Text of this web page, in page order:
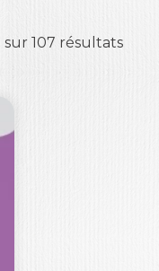
sur 107 résultats